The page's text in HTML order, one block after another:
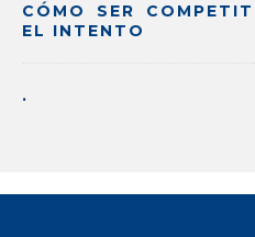
CÓMO SER
EL INTENTO
.